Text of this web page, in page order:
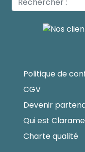
Politique de
CGV
Devenir
Qui est
Charte qualité